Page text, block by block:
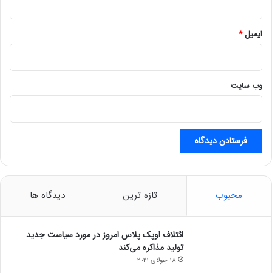
ایمیل*
وب‌ سایت
محبوب تازه ترین دیدگاه ها
ائتلاف اوپک پلاس امروز در مورد سیاست جدید
تولید مذاکره می‌کند
18 جولای 2021